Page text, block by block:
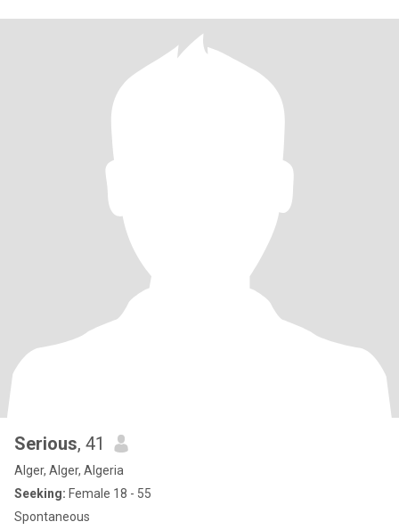
Serious, 41
Alger, Alger, Algeria
Seeking: Female 18 - 55
Spontaneous